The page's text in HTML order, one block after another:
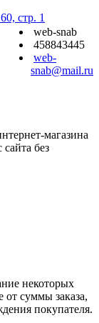
стр. 1
web-snab
458843445
web-
snab@mail.ru
магазина
без
некоторых
суммы заказа,
покупателя.